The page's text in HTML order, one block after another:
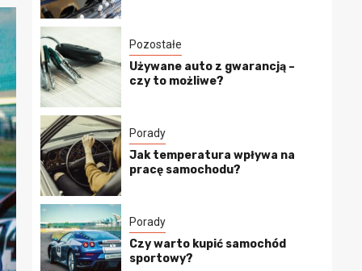
Pozostałe
Używane auto z gwarancją –
czy to możliwe?
Porady
Jak temperatura wpływa na
pracę samochodu?
Porady
Czy warto kupić samochód
sportowy?